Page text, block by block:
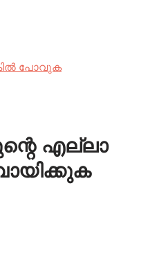
പോവുക
എല്ലാ